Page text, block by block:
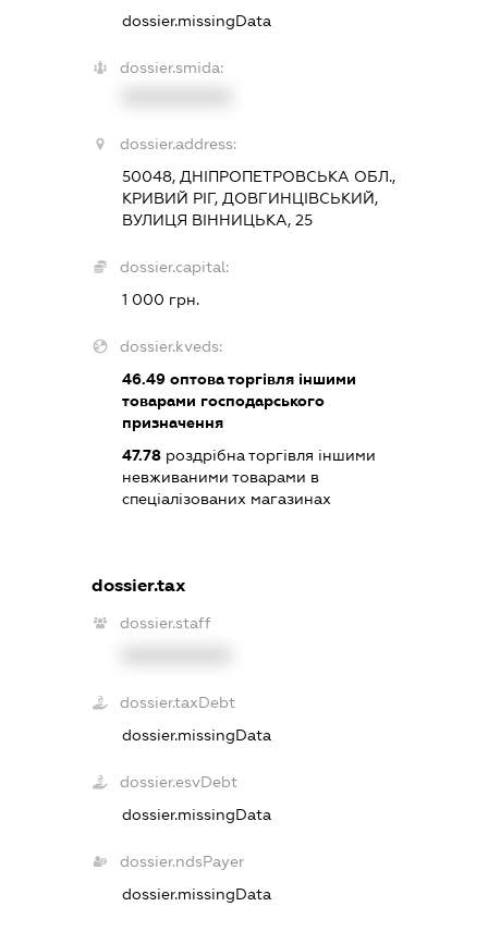
dossier.missingData
dossier.smida:
dossier.address:
50048, ДНІПРОПЕТРОВСЬКА ОБЛ.,
КРИВИЙ РІГ, ДОВГИНЦІВСЬКИЙ,
ВУЛИЦЯ ВІННИЦЬКА, 25
dossier.capital:
1 000 грн.
dossier.kveds:
46.49оптова торгівля іншими
товарами господарського
призначення
47.78роздрібна торгівля іншими
невживаними товарами в
спеціалізованих магазинах
dossier.tax
dossier.staff
dossier.taxDebt
dossier.missingData
dossier.esvDebt
dossier.missingData
dossier.ndsPayer
dossier.missingData